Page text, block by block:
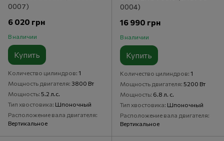
0007)
6 020 грн
В наличии
Купить
Количество цилиндров 1
Мощность двигателя 3800 Вт
Мощность 5.2 л.с.
Тип хвостовика Шпоночный
Расположение вала двигателя
Вертикальное
0004)
16 990 грн
В наличии
Купить
Количество цилиндров 1
Мощность двигателя 5200 Вт
Мощность 6.8 л. с.
Тип хвостовика Шпоночный
Расположение вала двигателя
Вертикальное